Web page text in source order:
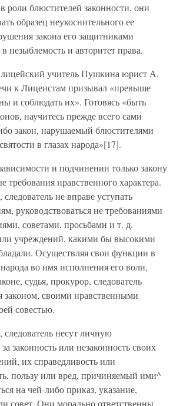
роли блюстителей законности, они
образец неукоснительного ее
закона его защитниками
незыблемость и авторитет права.
учитель Пушкина юрист А.
к Лицеистам призывал «превыше
и соблюдать их». Готовясь «быть
научитесь прежде всего сами
закон, нарушаемый блюстителями
в глазах народа»[17].
и подчинении только закону
требования нравственного характера.
не вправе уступать
руководствоваться не требованиями
советами, просьбами и т. д.
учреждений, какими бы высокими
Осуществляя свои функции в
во имя исполнения его воли,
судья, прокурор, следователь
законом, своими нравственными
совестью.
следователь несут личную
законность или незаконность своих
их справедливость или
пользу или вред, причиняемый ими^
на чей-либо приказ, указание,
совет. Они морально ответственны